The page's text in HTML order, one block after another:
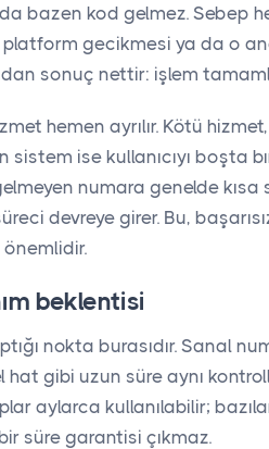
bazen kod gelmez. Sebep
platform gecikmesi ya da o
sonuç nettir: işlem
hemen ayrılır. Kötü
sistem ise kullanıcıyı boşta
numara genelde
devreye girer. Bu,
beklentisi
nokta burasıdır. Sanal
hat gibi uzun süre aynı
aylarca kullanılabilir;
süre garantisi çıkmaz.